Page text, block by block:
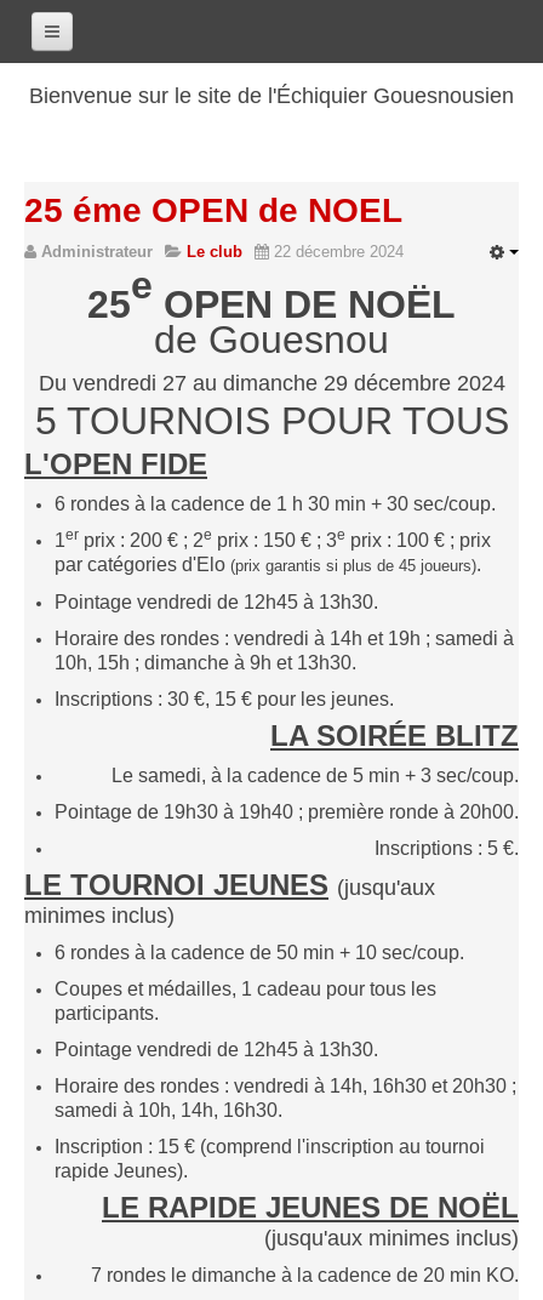
Bienvenue sur le site de l'Échiquier Gouesnousien
Les renseignements
Les coordonnées
Les horaires
Les bilans sportifs
Saison 2017-2018
Saison 2016-2017
Saison 2015-2016
Saison 2014-2015
Saison 2013-2014
Les organisations
Les palmarès
L'Open de Noël
Les Rapides
Les tournois de saison
Le Challenge Blitz
Le Challenge 2014-2015
Le Challenge 2013-2014
Le Challenge 2012-2013
Le Challenge 2011-2012
25 éme OPEN de NOEL
Administrateur Le club 22 décembre 2024
25e OPEN DE NOËL
de Gouesnou
Du vendredi 27 au dimanche 29 décembre 2024
5 TOURNOIS POUR TOUS
L'OPEN FIDE
6 rondes à la cadence de 1 h 30 min + 30 sec/coup.
1er prix : 200 € ; 2e prix : 150 € ; 3e prix : 100 € ; prix
par catégories d'Elo (prix garantis si plus de 45 joueurs).
Pointage vendredi de 12h45 à 13h30.
Horaire des rondes : vendredi à 14h et 19h ; samedi à
10h, 15h ; dimanche à 9h et 13h30.
Inscriptions : 30 €, 15 € pour les jeunes.
LA SOIRÉE BLITZ
Le samedi, à la cadence de 5 min + 3 sec/coup.
Pointage de 19h30 à 19h40 ; première ronde à 20h00.
Inscriptions : 5 €.
LE TOURNOI JEUNES (jusqu'aux
minimes inclus)
6 rondes à la cadence de 50 min + 10 sec/coup.
Coupes et médailles, 1 cadeau pour tous les
participants.
Pointage vendredi de 12h45 à 13h30.
Horaire des rondes : vendredi à 14h, 16h30 et 20h30 ;
samedi à 10h, 14h, 16h30.
Inscription : 15 € (comprend l'inscription au tournoi
rapide Jeunes).
LE RAPIDE JEUNES DE NOËL
(jusqu'aux minimes inclus)
7 rondes le dimanche à la cadence de 20 min KO.